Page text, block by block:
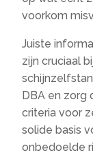
voorkom
Juiste
zijn cruciaal
DBA en zorg
criteria voor
solide basis
onbedoelde